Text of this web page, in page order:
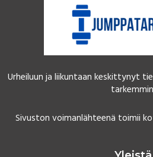
Urheiluun ja liikuntaan keskittynyt
Sivuston voimanlähteenä toimii